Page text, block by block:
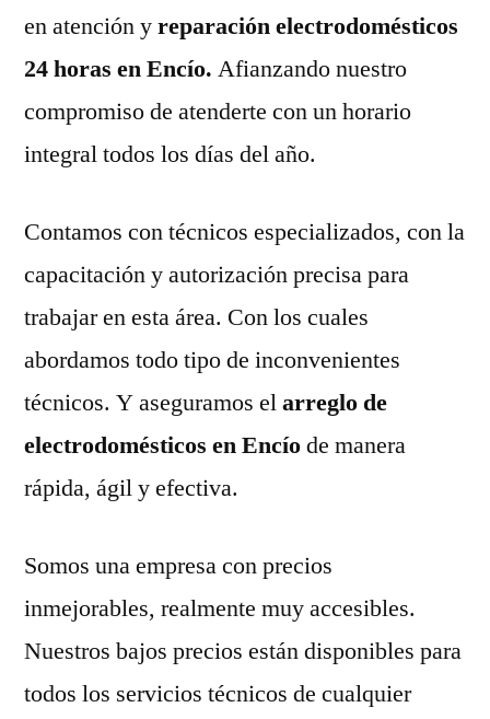
en atención yreparación electrodomésticos
24 horas en Encío. Afianzando nuestro
compromiso de atenderte con un horario
integral todos los días del año.
Contamos con técnicos especializados, con la
capacitación y autorización precisa para
trabajar en esta área. Con los cuales
abordamos todo tipo de inconvenientes
técnicos. Y aseguramos elarreglo de
electrodomésticos en Encíode manera
rápida, ágil y efectiva.
Somos una empresa con precios
inmejorables, realmente muy accesibles.
Nuestros bajos precios están disponibles para
todos los servicios técnicos de cualquier